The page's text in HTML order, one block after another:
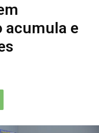
acumula e